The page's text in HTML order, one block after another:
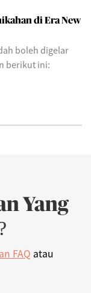
di Era New
boleh digelar
berikut ini:
Yang
FAQ atau